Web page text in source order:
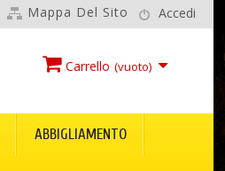
Accedi
Mappa Del Sito
Carrello (vuoto)
ABBIGLIAMENTO